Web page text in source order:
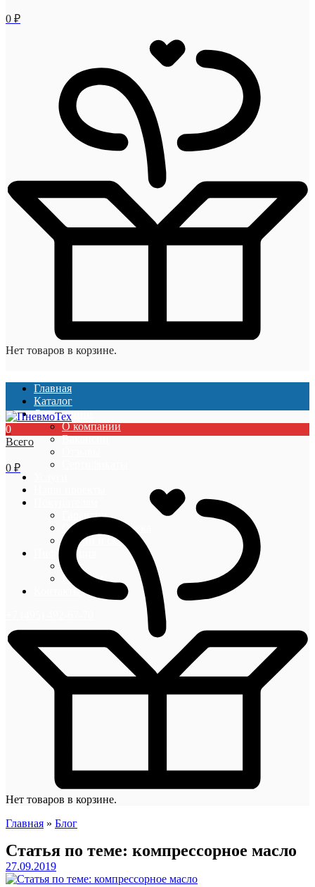
0 ₽
Нет товаров в корзине.
Главная
Каталог
О компании
О компании
Вакансии
Гарантии
Оплата и доставка
Акции и скидки
Информация
Блог
Новости
Контакты
0
Всего
0 ₽
Нет товаров в корзине.
Главная » Блог
Статья по теме: компрессорное масло
27.09.2019